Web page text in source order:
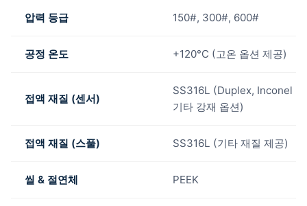
압력 등급 150#, 300#, 600#
공정 온도 +120°C (고온 옵션 제공)
접액 재질 (센서)
SS316L (Duplex, Inconel
기타 강재 옵션)
접액 재질 (스풀) SS316L (기타 재질 제공)
씰 & 절연체 PEEK